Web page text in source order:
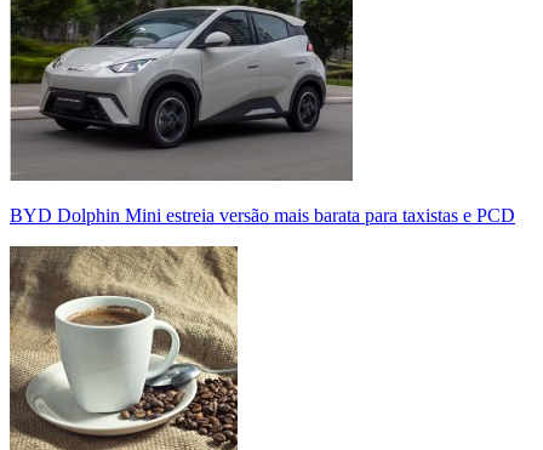
BYD Dolphin Mini estreia versão mais barata para taxistas e PCD